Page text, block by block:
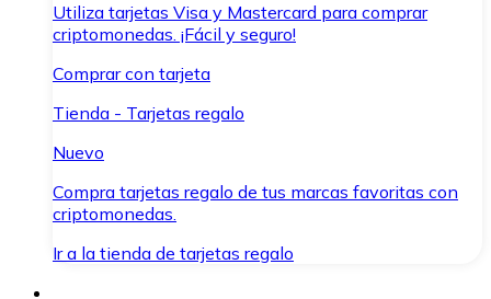
Utiliza tarjetas Visa y Mastercard para comprar
criptomonedas. ¡Fácil y seguro!
Comprar con tarjeta
Tienda - Tarjetas regalo
Nuevo
Compra tarjetas regalo de tus marcas favoritas con
criptomonedas.
Ir a la tienda de tarjetas regalo